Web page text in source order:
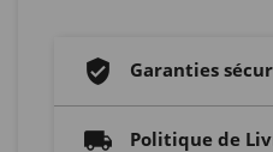
Garanties
Politique de